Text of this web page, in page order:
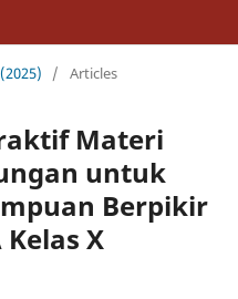
/ Articles
Materi
untuk
Berpikir
X